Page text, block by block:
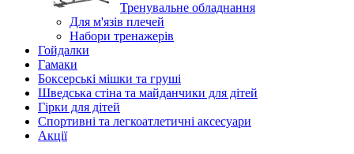
Тренувальне обладнання
Для м'язів плечей
Набори тренажерів
Гойдалки
Гамаки
Боксерські мішки та груші
Шведська стіна та майданчики для дітей
Гірки для дітей
Спортивні та легкоатлетичні аксесуари
Акції